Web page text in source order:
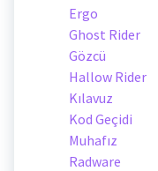
Ergo
Ghost Rider
Gözcü
Hallow Rider
Kılavuz
Kod Geçidi
Muhafız
Radware